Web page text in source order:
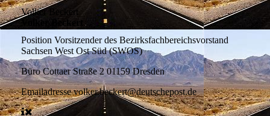
Volker Beckert
Volker Beckert
Position Vorsitzender des Bezirksfachbereichsvorstand
Sachsen West Ost Süd (SWOS)
BüroCottaer Straße 2 01159 Dresden
Emailadressevolker.beckert@deutschepost.de